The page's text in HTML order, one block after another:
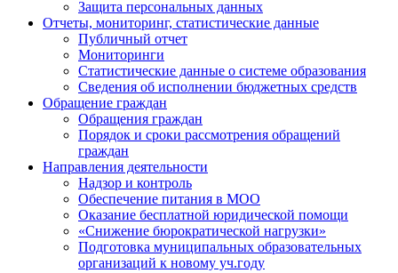
Защита персональных данных
Отчеты, мониторинг, статистические данные
Публичный отчет
Мониторинги
Статистические данные о системе образования
Сведения об исполнении бюджетных средств
Обращение граждан
Обращения граждан
Порядок и сроки рассмотрения обращений
граждан
Направления деятельности
Надзор и контроль
Обеспечение питания в МОО
Оказание бесплатной юридической помощи
«Снижение бюрократической нагрузки»
Подготовка муниципальных образовательных
организаций к новому уч.году